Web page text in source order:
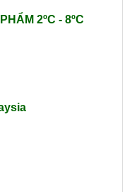
2ºC - 8ºC